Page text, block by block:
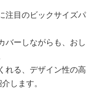
注目のビックサイズパ
バーしながらも、おし
れる、デザイン性の高
します。